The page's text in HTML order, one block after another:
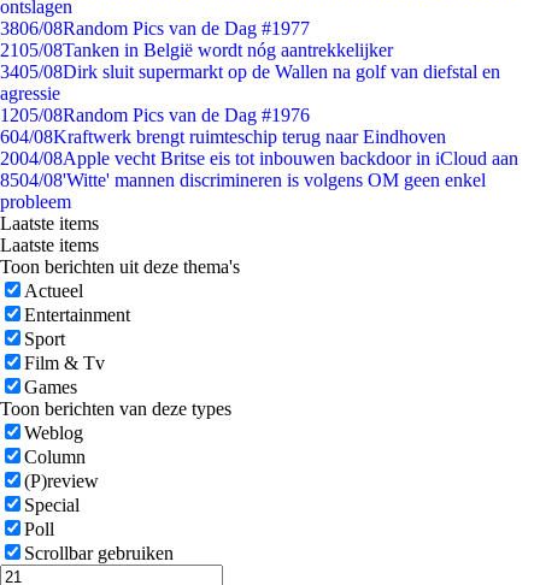
ontslagen
3806/08Random Pics van de Dag #1977
2105/08Tanken in België wordt nóg aantrekkelijker
3405/08Dirk sluit supermarkt op de Wallen na golf van diefstal en
agressie
1205/08Random Pics van de Dag #1976
604/08Kraftwerk brengt ruimteschip terug naar Eindhoven
2004/08Apple vecht Britse eis tot inbouwen backdoor in iCloud aan
8504/08'Witte' mannen discrimineren is volgens OM geen enkel
probleem
Laatste items
Laatste items
Toon berichten uit deze thema's
Actueel
Entertainment
Sport
Film & Tv
Games
Toon berichten van deze types
Weblog
Column
(P)review
Special
Poll
Scrollbar gebruiken